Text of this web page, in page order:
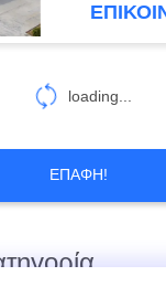
loading...
ΕΠΑΦΉ!